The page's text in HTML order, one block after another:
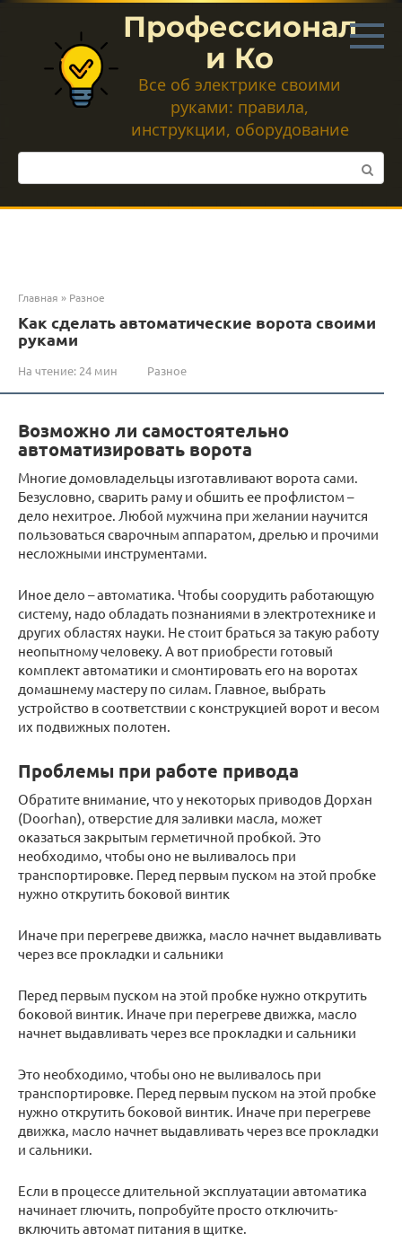
Перейти
контенту
Профессионал
и Ко
Все об электрике своими
руками: правила,
инструкции, оборудование
Поиск:
Главная » Разное
Как сделать автоматические ворота своими
руками
На чтение: 24 мин Разное
Возможно ли самостоятельно
автоматизировать ворота
Многие домовладельцы изготавливают ворота сами.
Безусловно, сварить раму и обшить ее профлистом –
дело нехитрое. Любой мужчина при желании научится
пользоваться сварочным аппаратом, дрелью и прочими
несложными инструментами.
Иное дело – автоматика. Чтобы соорудить работающую
систему, надо обладать познаниями в электротехнике и
других областях науки. Не стоит браться за такую работу
неопытному человеку. А вот приобрести готовый
комплект автоматики и смонтировать его на воротах
домашнему мастеру по силам. Главное, выбрать
устройство в соответствии с конструкцией ворот и весом
их подвижных полотен.
Проблемы при работе привода
Обратите внимание, что у некоторых приводов Дорхан
(Doorhan), отверстие для заливки масла, может
оказаться закрытым герметичной пробкой. Это
необходимо, чтобы оно не выливалось при
транспортировке. Перед первым пуском на этой пробке
нужно открутить боковой винтик
Иначе при перегреве движка, масло начнет выдавливать
через все прокладки и сальники
Перед первым пуском на этой пробке нужно открутить
боковой винтик. Иначе при перегреве движка, масло
начнет выдавливать через все прокладки и сальники
Это необходимо, чтобы оно не выливалось при
транспортировке. Перед первым пуском на этой пробке
нужно открутить боковой винтик. Иначе при перегреве
движка, масло начнет выдавливать через все прокладки
и сальники.
Если в процессе длительной эксплуатации автоматика
начинает глючить, попробуйте просто отключить-
включить автомат питания в щитке.